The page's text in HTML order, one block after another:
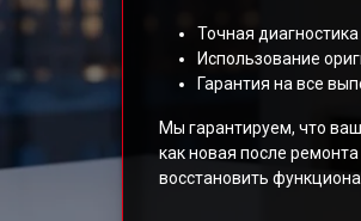
Точная
Использование
Гарантия на все
Мы гарантируем, что
как новая после
восстановить